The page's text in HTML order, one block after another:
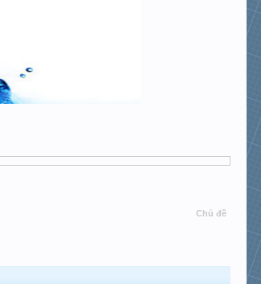
Chủ đề